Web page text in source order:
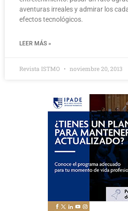
aventuras irreales y admirar los
efectos tecnológicos.
LEER MÁS »
Revista ISTMO noviembre 20, 2013